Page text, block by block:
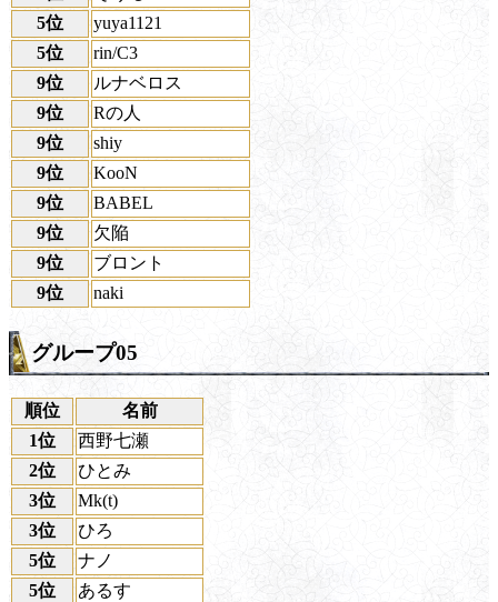
5位
yuya1121
5位
rin/C3
9位
ルナベロス
9位
Rの人
9位
shiy
9位
KooN
9位
BABEL
9位
欠陥
9位
ブロント
9位
naki
グループ05
順位
名前
1位
西野七瀬
2位
ひとみ
3位
Mk(t)
3位
ひろ
5位
ナノ
5位
あるす